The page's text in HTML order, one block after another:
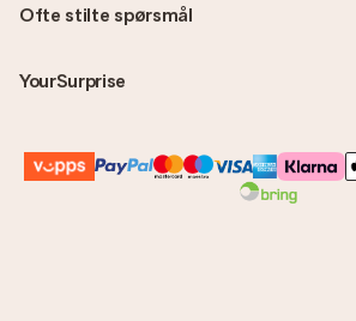
Ofte stilte spørsmål
YourSurprise